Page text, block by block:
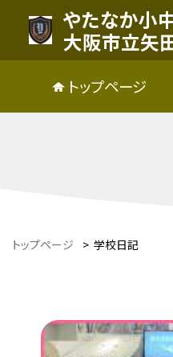
やたなか小
大阪市立矢
トップページ
トップページ > 学校日記